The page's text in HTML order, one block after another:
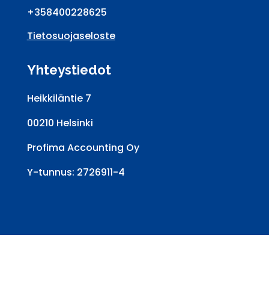
+358400228625
Tietosuojaseloste
Yhteystiedot
Heikkiläntie 7
00210 Helsinki
Profima Accounting Oy
Y-tunnus: 2726911-4